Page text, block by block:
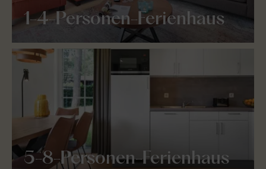
1-4-Personen-Ferienhaus
5-8-Personen-Ferienhaus